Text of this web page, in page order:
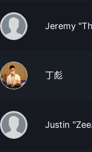
Jeremy
丁彪
Justin